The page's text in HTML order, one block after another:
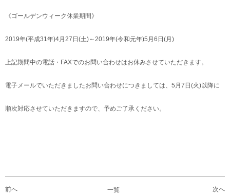
《ゴールデンウィーク休業期間》
2019年(平成31年)4月27日(土)～2019年(令和元年)5月6日(月)
上記期間中の電話・FAXでのお問い合わせはお休みさせていただきます。
電子メールでいただきましたお問い合わせにつきましては、5月7日(火)以降に
順次対応させていただきますので、予めご了承ください。
前へ 次へ
一覧